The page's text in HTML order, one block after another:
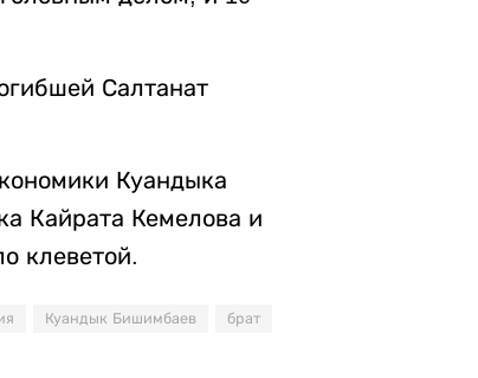
Салтанат
Куандыка
Кайрата Кемелова и
клеветой.
Куандык Бишимбаев брат